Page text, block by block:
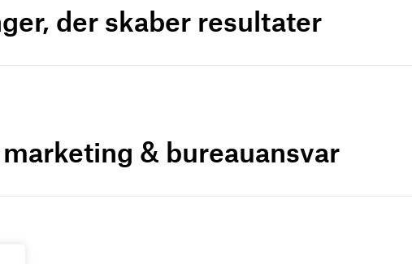
der skaber resultater
& bureauansvar